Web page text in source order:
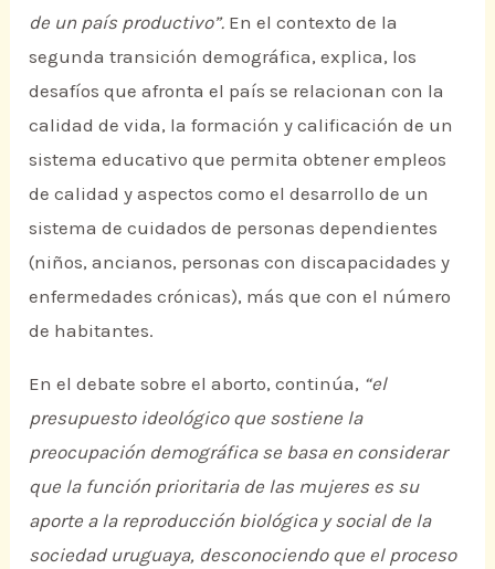
de un país productivo”. En el contexto de la
segunda transición demográfica, explica, los
desafíos que afronta el país se relacionan con la
calidad de vida, la formación y calificación de un
sistema educativo que permita obtener empleos
de calidad y aspectos como el desarrollo de un
sistema de cuidados de personas dependientes
(niños, ancianos, personas con discapacidades y
enfermedades crónicas), más que con el número
de habitantes.
En el debate sobre el aborto, continúa, “el
presupuesto ideológico que sostiene la
preocupación demográfica se basa en considerar
que la función prioritaria de las mujeres es su
aporte a la reproducción biológica y social de la
sociedad uruguaya, desconociendo que el proceso